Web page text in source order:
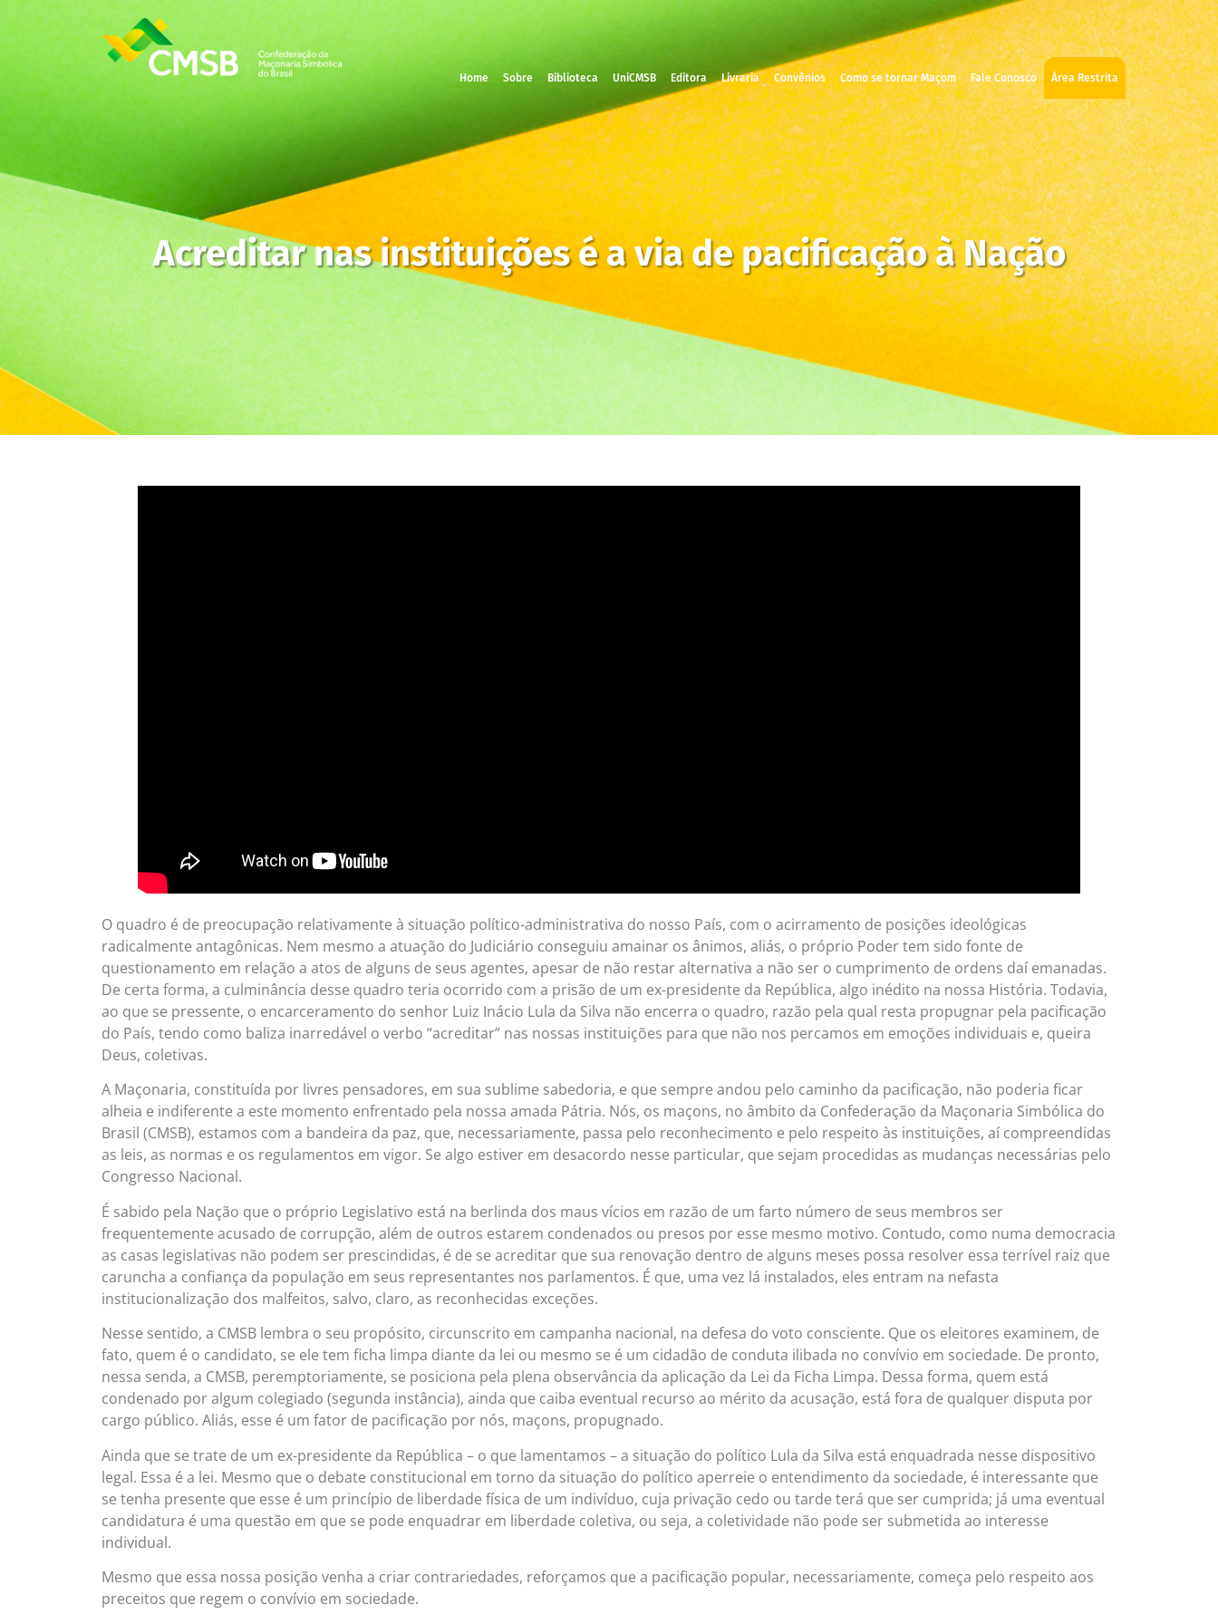
Home Sobre Biblioteca UniCMSB Editora Livraria Convênios Como se tornar Maçom Fale Conosco Área Restrita
Acreditar nas instituições é a via de pacificação à Nação
O quadro é de preocupação relativamente à situação político-administrativa do nosso País, com o acirramento de posições ideológicas
radicalmente antagônicas. Nem mesmo a atuação do Judiciário conseguiu amainar os ânimos, aliás, o próprio Poder tem sido fonte de
questionamento em relação a atos de alguns de seus agentes, apesar de não restar alternativa a não ser o cumprimento de ordens daí emanadas.
De certa forma, a culminância desse quadro teria ocorrido com a prisão de um ex-presidente da República, algo inédito na nossa História. Todavia,
ao que se pressente, o encarceramento do senhor Luiz Inácio Lula da Silva não encerra o quadro, razão pela qual resta propugnar pela pacificação
do País, tendo como baliza inarredável o verbo “acreditar” nas nossas instituições para que não nos percamos em emoções individuais e, queira
Deus, coletivas.
A Maçonaria, constituída por livres pensadores, em sua sublime sabedoria, e que sempre andou pelo caminho da pacificação, não poderia ficar
alheia e indiferente a este momento enfrentado pela nossa amada Pátria. Nós, os maçons, no âmbito da Confederação da Maçonaria Simbólica do
Brasil (CMSB), estamos com a bandeira da paz, que, necessariamente, passa pelo reconhecimento e pelo respeito às instituições, aí compreendidas
as leis, as normas e os regulamentos em vigor. Se algo estiver em desacordo nesse particular, que sejam procedidas as mudanças necessárias pelo
Congresso Nacional.
É sabido pela Nação que o próprio Legislativo está na berlinda dos maus vícios em razão de um farto número de seus membros ser
frequentemente acusado de corrupção, além de outros estarem condenados ou presos por esse mesmo motivo. Contudo, como numa democracia
as casas legislativas não podem ser prescindidas, é de se acreditar que sua renovação dentro de alguns meses possa resolver essa terrível raiz que
caruncha a confiança da população em seus representantes nos parlamentos. É que, uma vez lá instalados, eles entram na nefasta
institucionalização dos malfeitos, salvo, claro, as reconhecidas exceções.
Nesse sentido, a CMSB lembra o seu propósito, circunscrito em campanha nacional, na defesa do voto consciente. Que os eleitores examinem, de
fato, quem é o candidato, se ele tem ficha limpa diante da lei ou mesmo se é um cidadão de conduta ilibada no convívio em sociedade. De pronto,
nessa senda, a CMSB, peremptoriamente, se posiciona pela plena observância da aplicação da Lei da Ficha Limpa. Dessa forma, quem está
condenado por algum colegiado (segunda instância), ainda que caiba eventual recurso ao mérito da acusação, está fora de qualquer disputa por
cargo público. Aliás, esse é um fator de pacificação por nós, maçons, propugnado.
Ainda que se trate de um ex-presidente da República – o que lamentamos – a situação do político Lula da Silva está enquadrada nesse dispositivo
legal. Essa é a lei. Mesmo que o debate constitucional em torno da situação do político aperreie o entendimento da sociedade, é interessante que
se tenha presente que esse é um princípio de liberdade física de um indivíduo, cuja privação cedo ou tarde terá que ser cumprida; já uma eventual
candidatura é uma questão em que se pode enquadrar em liberdade coletiva, ou seja, a coletividade não pode ser submetida ao interesse
individual.
Mesmo que essa nossa posição venha a criar contrariedades, reforçamos que a pacificação popular, necessariamente, começa pelo respeito aos
preceitos que regem o convívio em sociedade.